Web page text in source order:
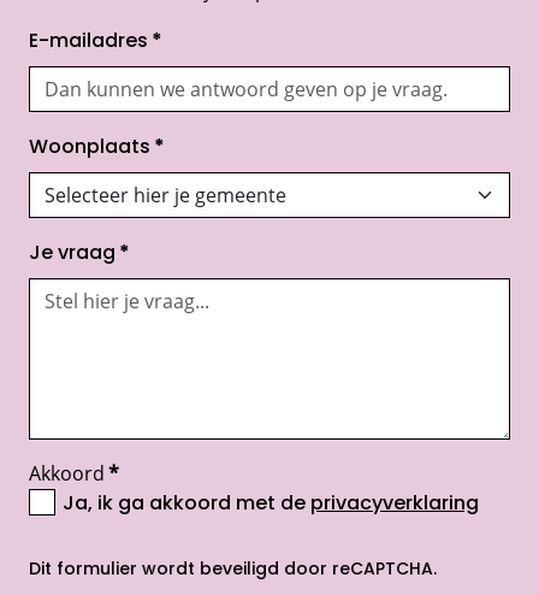
E-mailadres *
Woonplaats *
Je vraag *
Akkoord*
Ja, ik ga akkoord met de privacyverklaring
Dit formulier wordt beveiligd door reCAPTCHA.